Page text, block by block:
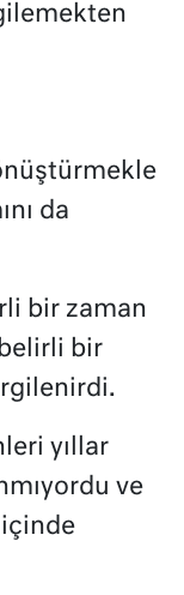
da
bir zaman
bir
yıllar
ve